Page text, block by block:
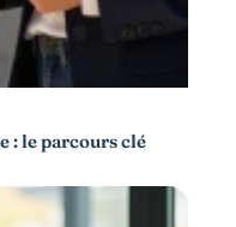
: le parcours clé